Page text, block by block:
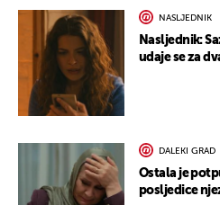
NASLJEDNIK
Nasljednik:
udaje se za
DALEKI GRAD
Ostala je
posljedice